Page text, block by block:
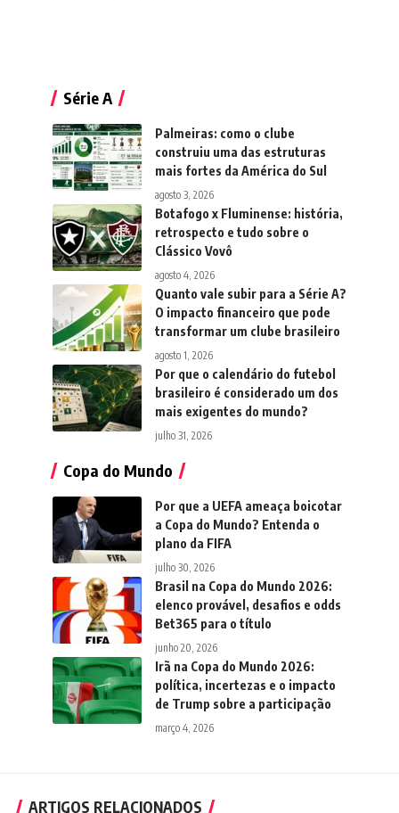
Série A
Palmeiras: como o clube
construiu uma das estruturas
mais fortes da América do Sul
agosto 3, 2026
Botafogo x Fluminense: história,
retrospecto e tudo sobre o
Clássico Vovô
agosto 4, 2026
Quanto vale subir para a Série A?
O impacto financeiro que pode
transformar um clube brasileiro
agosto 1, 2026
Por que o calendário do futebol
brasileiro é considerado um dos
mais exigentes do mundo?
julho 31, 2026
Copa do Mundo
Por que a UEFA ameaça boicotar
a Copa do Mundo? Entenda o
plano da FIFA
julho 30, 2026
Brasil na Copa do Mundo 2026:
elenco provável, desafios e odds
Bet365 para o título
junho 20, 2026
Irã na Copa do Mundo 2026:
política, incertezas e o impacto
de Trump sobre a participação
março 4, 2026
ARTIGOS RELACIONADOS